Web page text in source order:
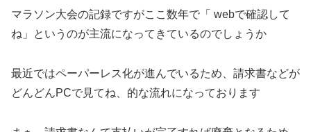
マラソン大会の記録ですがここ数年で「 webで確認して
ね」というのが主流になってきているのでしょうか
最近ではペーパーレス化が進んでいるため、請求書などが
どんどんPCで見てね、的な流れになっております